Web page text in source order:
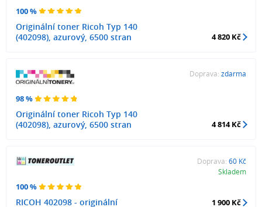
100 %
Originální toner Ricoh Typ 140
(402098), azurový, 6500 stran
4 820 Kč
98 %
Originální toner Ricoh Typ 140
(402098), azurový, 6500 stran
Doprava: zdarma
4 814 Kč
100 %
RICOH 402098 - originální
Doprava: 60 Kč
Skladem
1 900 Kč